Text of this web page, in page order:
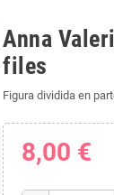
Anna
files
Figura dividida en
8,00 €